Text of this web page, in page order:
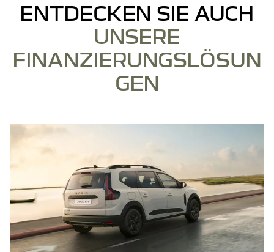
ENTDECKEN SIE AUCH
UNSERE
FINANZIERUNGSLÖSUN
GEN